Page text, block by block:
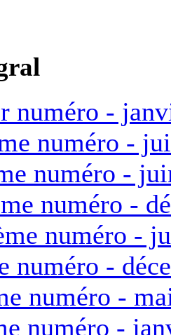
numéro -
numéro -
numéro -
numéro -
numéro -
numéro -
numéro -
numéro -